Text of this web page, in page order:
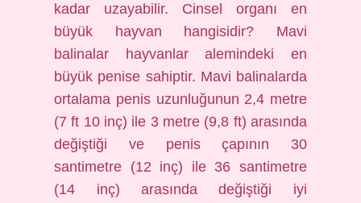
kadar uzayabilir. Cinsel organı en
büyük hayvan hangisidir? Mavi
balinalar hayvanlar alemindeki en
büyük penise sahiptir. Mavi balinalarda
ortalama penis uzunluğunun 2,4 metre
(7 ft 10 inç) ile 3 metre (9,8 ft) arasında
değiştiği ve penis çapının 30
santimetre (12 inç) ile 36 santimetre
(14 inç) arasında değiştiği iyi